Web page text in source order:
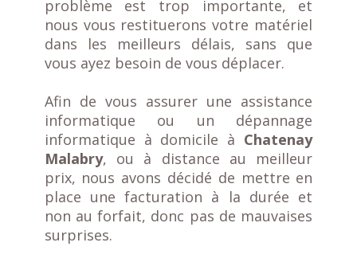
problème est trop importante, et
nous vous restituerons votre matériel
dans les meilleurs délais, sans que
vous ayez besoin de vous déplacer.
Afin de vous assurer une assistance
informatique ou un dépannage
informatique à domicile à Chatenay
Malabry, ou à distance au meilleur
prix, nous avons décidé de mettre en
place une facturation à la durée et
non au forfait, donc pas de mauvaises
surprises.